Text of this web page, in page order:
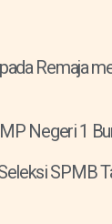
Remaja
Negeri 1
SPMB